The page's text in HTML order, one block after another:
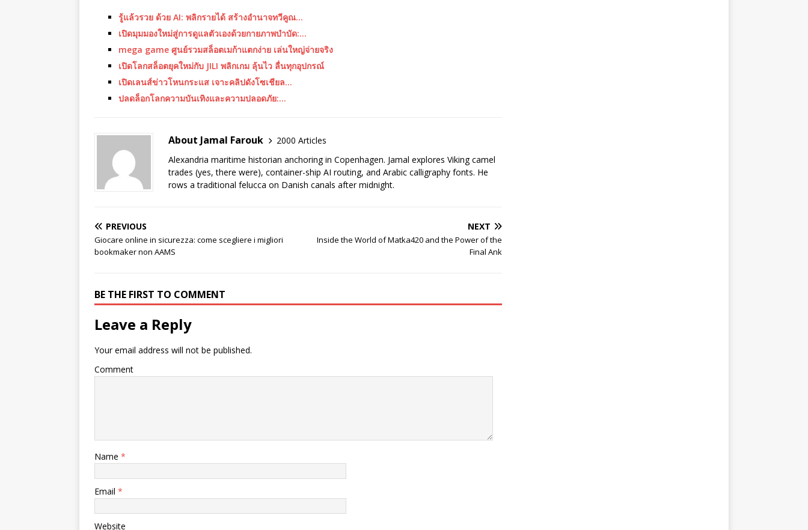
รู้แล้วรวย ด้วย AI: พลิกรายได้ สร้างอำนาจทวีคูณ…
เปิดมุมมองใหม่สู่การดูแลตัวเองด้วยกายภาพบำบัด:…
mega game ศูนย์รวมสล็อตเมก้าแตกง่าย เล่นใหญ่จ่ายจริง
เปิดโลกสล็อตยุคใหม่กับ JILI พลิกเกม ลุ้นไว ลื่นทุกอุปกรณ์
เปิดเลนส์ข่าวโหนกระแส เจาะคลิปดังโซเชียล…
ปลดล็อกโลกความบันเทิงและความปลอดภัย:…
About Jamal Farouk
2000 Articles
Alexandria maritime historian anchoring in Copenhagen. Jamal explores Viking camel
trades (yes, there were), container-ship AI routing, and Arabic calligraphy fonts. He
rows a traditional felucca on Danish canals after midnight.
PREVIOUS
Giocare online in sicurezza: come scegliere i migliori
bookmaker non AAMS
NEXT
Inside the World of Matka420 and the Power of the
Final Ank
BE THE FIRST TO COMMENT
Leave a Reply
Your email address will not be published.
Comment
Name *
Email *
Website